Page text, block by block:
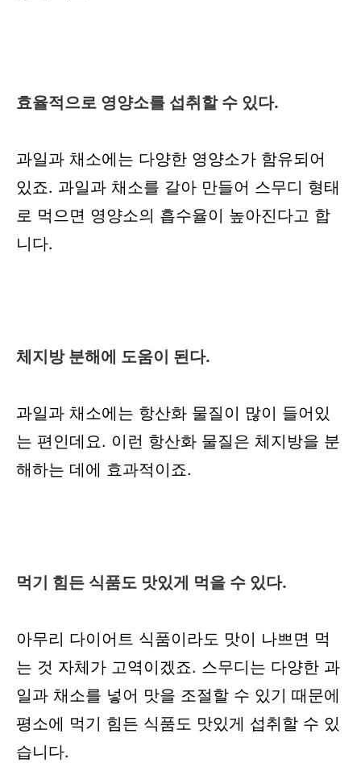
효율적으로 영양소를 섭취할 수 있다.
과일과 채소에는 다양한 영양소가 함유되어
있죠. 과일과 채소를 갈아 만들어 스무디 형태
로 먹으면 영양소의 흡수율이 높아진다고 합
니다.
체지방 분해에 도움이 된다.
과일과 채소에는 항산화 물질이 많이 들어있
는 편인데요. 이런 항산화 물질은 체지방을 분
해하는 데에 효과적이죠.
먹기 힘든 식품도 맛있게 먹을 수 있다.
아무리 다이어트 식품이라도 맛이 나쁘면 먹
는 것 자체가 고역이겠죠. 스무디는 다양한 과
일과 채소를 넣어 맛을 조절할 수 있기 때문에
평소에 먹기 힘든 식품도 맛있게 섭취할 수 있
습니다.